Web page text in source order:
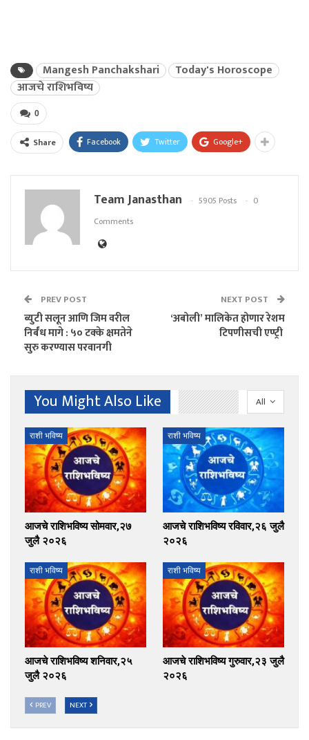
Mangesh Panchakshari
Today's Horoscope
आजचे राशिभविष्य
0
Share Facebook Twitter Google+
Team Janasthan 5905 Posts
0
Comments
PREV POST
ब्युटी सलून आणि जिम वरील
निर्बंध मागे : ५० टक्के क्षमतेने
सुरु करण्यास परवानगी
NEXT POST
‘अबोली’ मालिकेत होणार रेशम
टिपणीसची एण्ट्री
All
You Might Also Like
राशी भविष्य
आजचे राशिभविष्य सोमवार,२७
जुलै २०२६
राशी भविष्य
आजचे राशिभविष्य रविवार,२६ जुलै
२०२६
राशी भविष्य
आजचे राशिभविष्य शनिवार,२५
जुलै २०२६
राशी भविष्य
आजचे राशिभविष्य गुरुवार,२३ जुलै
२०२६
PREV NEXT